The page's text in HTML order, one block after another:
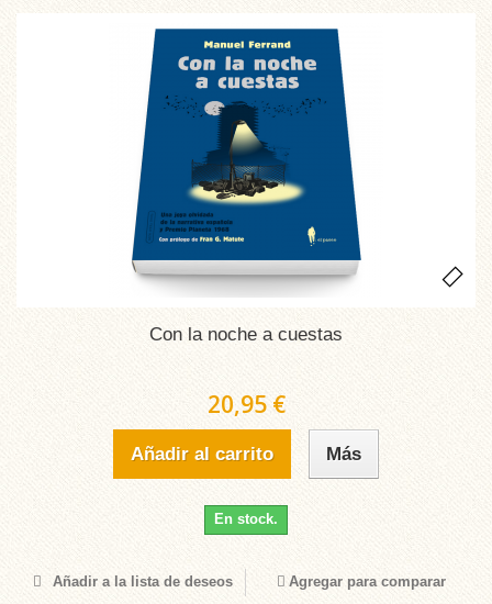
Con la noche a cuestas
20,95 €
Añadir al carrito Más
En stock.
Añadir a la lista de deseos Agregar para comparar